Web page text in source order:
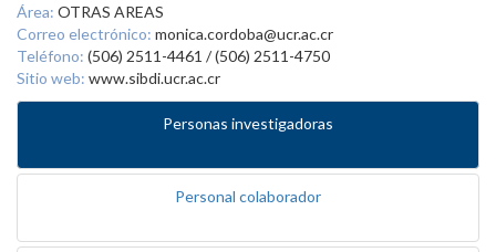
Área: OTRAS AREAS
Correo electrónico: monica.cordoba@ucr.ac.cr
Teléfono: (506) 2511-4461 / (506) 2511-4750
Sitio web: www.sibdi.ucr.ac.cr
Personas investigadoras
Personal colaborador